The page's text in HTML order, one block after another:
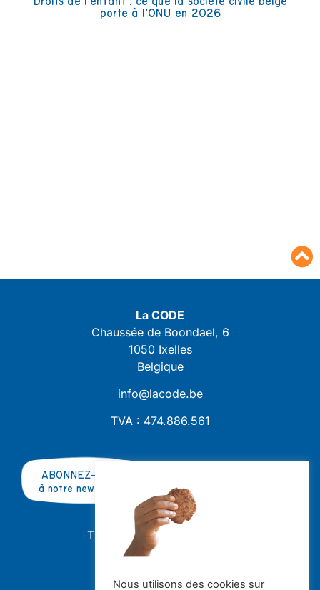
porte à l’ONU en 2026
La CODE
Chaussée de Boondael, 6
1050 Ixelles
Belgique
info@lacode.be
TVA : 474.886.561
ABONNEZ-VOUS
à notre newsletter
TRAVAILLER AVEC NOUS ?
STAGES
Nous utilisons des cookies sur